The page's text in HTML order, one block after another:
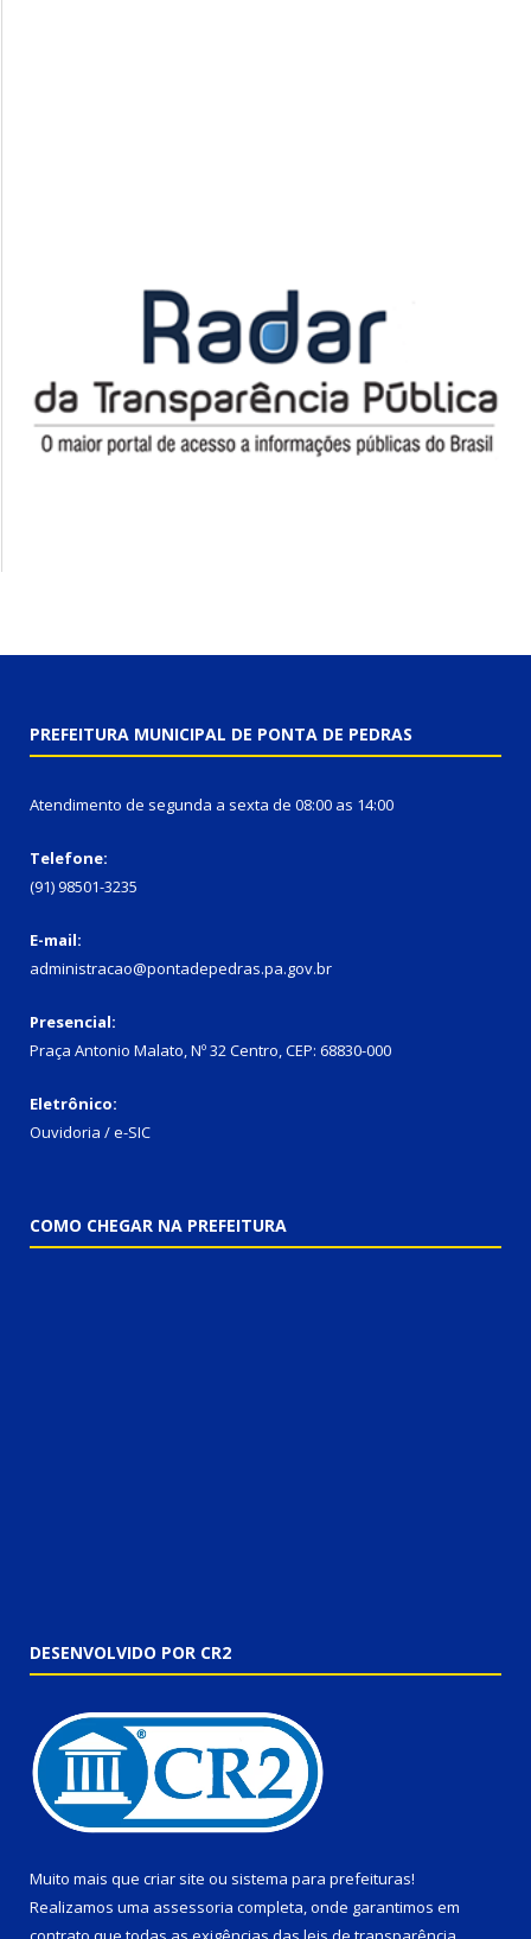
PREFEITURA MUNICIPAL DE PONTA DE PEDRAS
Atendimento de segunda a sexta de 08:00 as 14:00
Telefone:
(91) 98501-3235
E-mail:
administracao@pontadepedras.pa.gov.br
Presencial:
Praça Antonio Malato, Nº 32 Centro, CEP: 68830-000
Eletrônico:
Ouvidoria / e-SIC
COMO CHEGAR NA PREFEITURA
DESENVOLVIDO POR CR2
Muito mais que criar site ou sistema para prefeituras!
Realizamos uma assessoria completa, onde garantimos em